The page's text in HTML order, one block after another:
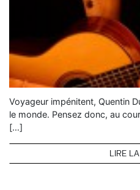
Voyageur impénitent, Quentin
le monde. Pensez donc, au
[…]
LIRE